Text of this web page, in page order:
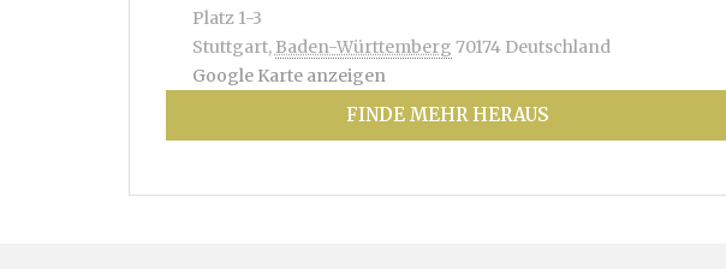
Platz 1-3
Stuttgart, Baden-Württemberg 70174 Deutschland
Google Karte anzeigen
FINDE MEHR HERAUS